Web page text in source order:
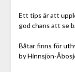
Ett tips är att
god chans att se
Båtar finns för
by Hinnsjön-